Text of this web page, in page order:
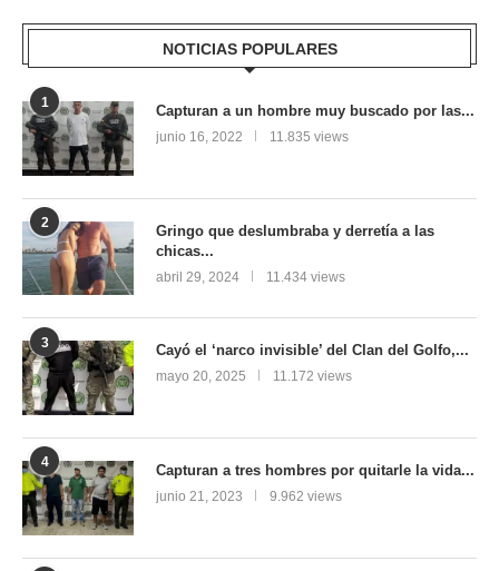
NOTICIAS POPULARES
1 Capturan a un hombre muy buscado por las...
junio 16, 2022 11.835 views
2
Gringo que deslumbraba y derretía a las
chicas...
abril 29, 2024 11.434 views
3 Cayó el ‘narco invisible’ del Clan del Golfo,...
mayo 20, 2025 11.172 views
4 Capturan a tres hombres por quitarle la vida...
junio 21, 2023 9.962 views